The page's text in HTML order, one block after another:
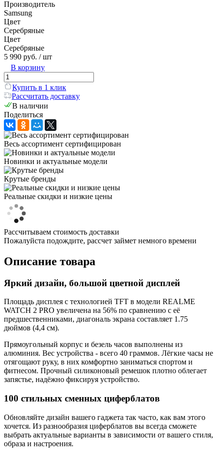
Производитель
Samsung
Цвет
Серебряные
Цвет
Серебряные
5 990 руб. / шт
В корзину
Купить в 1 клик
Рассчитать доставку
В наличии
Поделиться
Весь ассортимент сертифицирован
Новинки и актуальные модели
Крутые бренды
Реальные скидки и низкие цены
Рассчитываем стоимость доставки
Пожалуйста подождите, рассчет займет немного времени
Описание товара
Яркий дизайн, большой цветной дисплей
Площадь дисплея с технологией TFT в модели REALME
WATCH 2 PRO увеличена на 56% по сравнению с её
предшественниками, диагональ экрана составляет 1.75
дюймов (4,4 см).
Прямоугольный корпус и безель часов выполнены из
алюминия. Вес устройства - всего 40 граммов. Лёгкие часы не
отягощают руку, в них комфортно заниматься спортом и
фитнесом. Прочный силиконовый ремешок плотно облегает
запястье, надёжно фиксируя устройство.
100 стильных сменных циферблатов
Обновляйте дизайн вашего гаджета так часто, как вам этого
хочется. Из разнообразия циферблатов вы всегда сможете
выбрать актуальные варианты в зависимости от вашего стиля,
образа и настроения.